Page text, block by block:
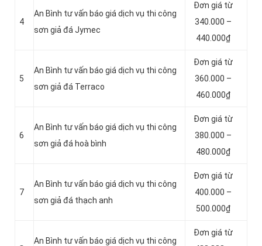
4
An Bình tư vấn báo giá dịch vụ thi công
sơn giả đá Jymec
Đơn giá từ
340.000 –
440.000₫
5
An Bình tư vấn báo giá dịch vụ thi công
sơn giả đá Terraco
Đơn giá từ
360.000 –
460.000₫
6
An Bình tư vấn báo giá dịch vụ thi công
sơn giả đá hoà bình
Đơn giá từ
380.000 –
480.000₫
7
An Bình tư vấn báo giá dịch vụ thi công
sơn giả đá thạch anh
Đơn giá từ
400.000 –
500.000₫
An Bình tư vấn báo giá dịch vụ thi công
Đơn giá từ